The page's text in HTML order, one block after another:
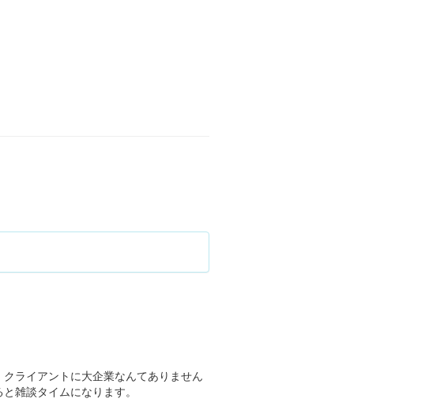
ライアントに大企業なんてありません
雑談タイムになります。